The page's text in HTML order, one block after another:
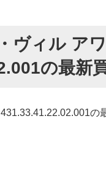
ヴィル ア
の最新